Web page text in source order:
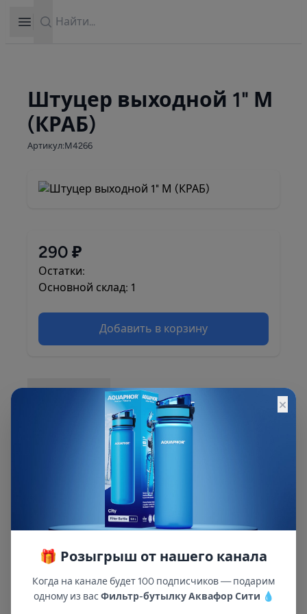
Open sidebar
Штуцер выходной 1" М
(КРАБ)
Артикул:М4266
290 ₽
Остатки:
Основной склад: 1
Добавить в корзину
Описание и характеристики смотрите на
×
🎁 Розыгрыш от нашего канала
Когда на канале будет 100 подписчиков — подарим
одному из вас Фильтр-бутылку Аквафор Сити 💧